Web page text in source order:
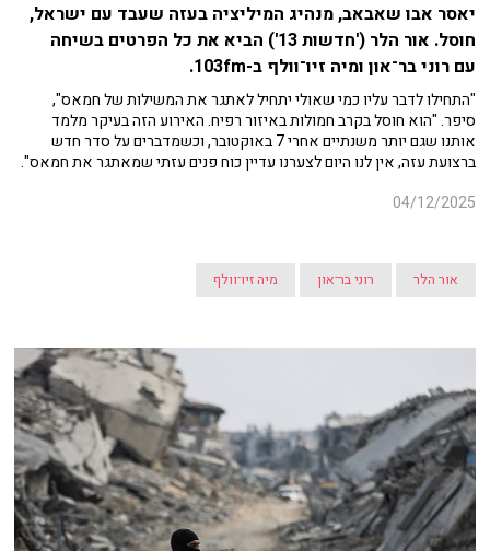
יאסר אבו שאבאב, מנהיג המיליציה בעזה שעבד עם ישראל,
חוסל. אור הלר ('חדשות 13') הביא את כל הפרטים בשיחה
עם רוני בר־און ומיה זיו־וולף ב-103fm.
"התחילו לדבר עליו כמי שאולי יתחיל לאתגר את המשילות של חמאס",
סיפר. "הוא חוסל בקרב חמולות באיזור רפיח. האירוע הזה בעיקר מלמד
אותנו שגם יותר משנתיים אחרי 7 באוקטובר, וכשמדברים על סדר חדש
ברצועת עזה, אין לנו היום לצערנו עדיין כוח פנים עזתי שמאתגר את חמאס".
04/12/2025
אור הלר רוני בר־און מיה זיו־וולף